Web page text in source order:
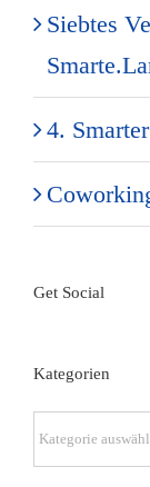
Siebtes
4.
Get Social
Kategorien
Kategorien